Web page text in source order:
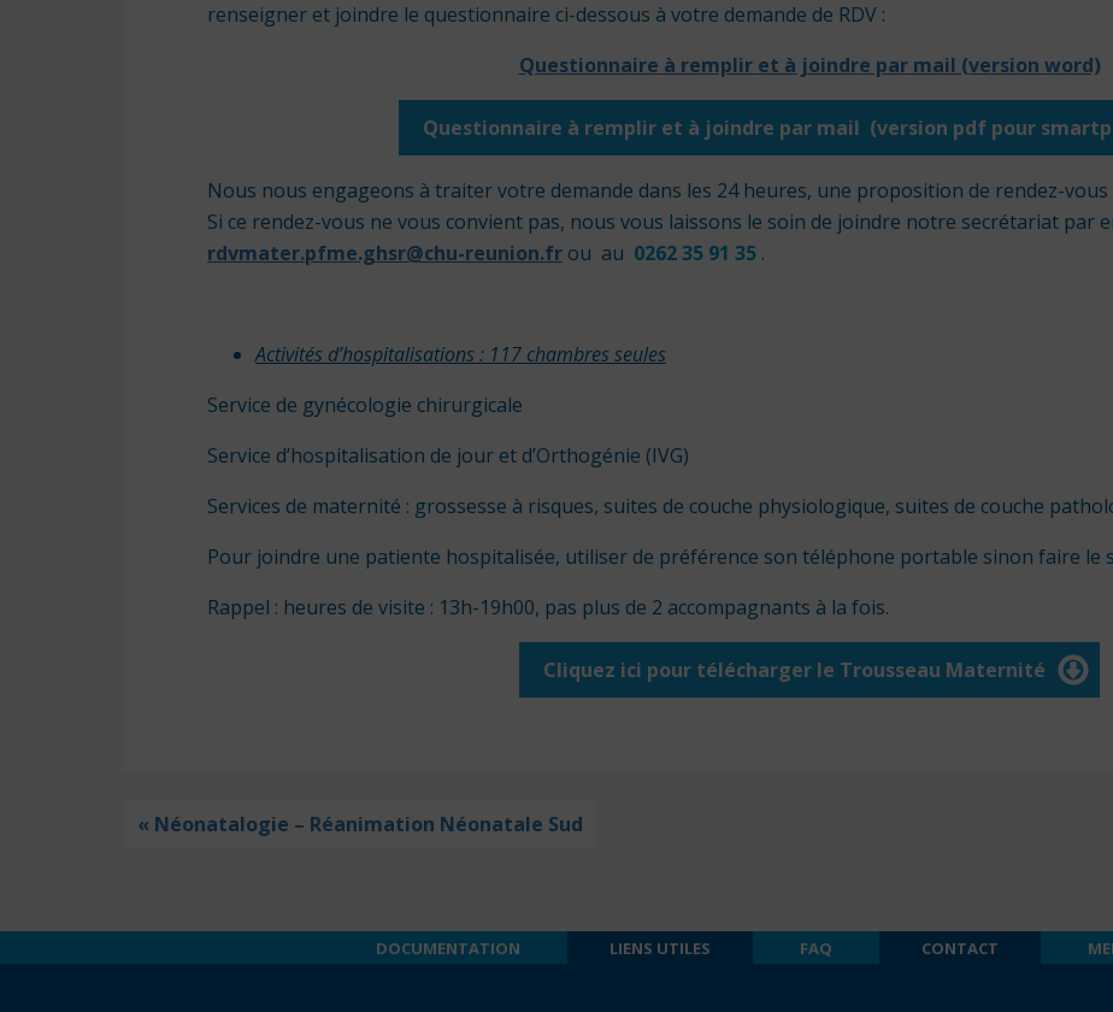
renseigner et joindre le questionnaire ci-dessous à votre demande de RDV :
Questionnaire à remplir et à joindre par mail (version word)
Questionnaire à remplir et à joindre par mail (version pdf pour
Nous nous engageons à traiter votre demande dans les 24 heures, une proposition de rendez-
Si ce rendez-vous ne vous convient pas, nous vous laissons le soin de joindre notre secrétariat par
rdvmater.pfme.ghsr@chu-reunion.fr ou au 0262 35 91 35 .
Activités d’hospitalisations : 117 chambres seules
Service de gynécologie chirurgicale
Service d’hospitalisation de jour et d’Orthogénie (IVG)
Services de maternité : grossesse à risques, suites de couche physiologique, suites de couche
Pour joindre une patiente hospitalisée, utiliser de préférence son téléphone portable sinon faire le
Rappel : heures de visite : 13h-19h00, pas plus de 2 accompagnants à la fois.
Cliquez ici pour télécharger le Trousseau Maternité
« Néonatalogie – Réanimation Néonatale Sud
DOCUMENTATION LIENS UTILES FAQ CONTACT